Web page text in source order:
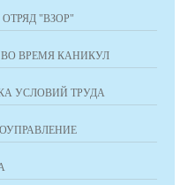
"ВЗОР"
ВО ВРЕМЯ КАНИКУЛ
УСЛОВИЙ ТРУДА